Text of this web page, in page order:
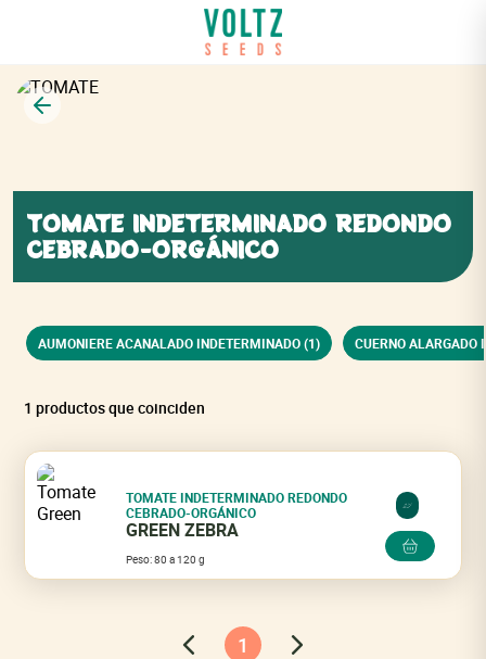
Volver
TOMATE INDETERMINADO REDONDO
CEBRADO-ORGÁNICO
AUMONIERE ACANALADO INDETERMINADO (1) CUERNO ALARGADO
1 productos que coinciden
TOMATE INDETERMINADO REDONDO
CEBRADO-ORGÁNICO
GREEN ZEBRA
Peso: 80 a 120 g
1